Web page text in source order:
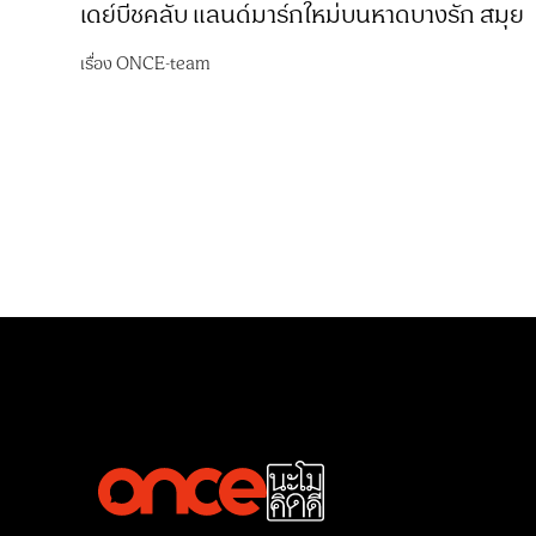
เดย์บีชคลับ แลนด์มาร์กใหม่บนหาดบางรัก สมุย
เรื่องONCE-team